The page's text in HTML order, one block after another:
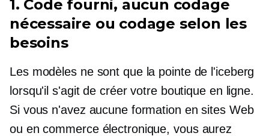
1. Code fourni, aucun codage
nécessaire ou codage selon les
besoins
Les modèles ne sont que la pointe de l'iceberg
lorsqu'il s'agit de créer votre boutique en ligne.
Si vous n'avez aucune formation en sites Web
ou en commerce électronique, vous aurez